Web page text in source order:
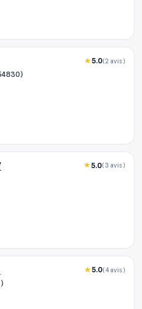
5.0(2 avis)
5.0(3 avis)
5.0(4 avis)